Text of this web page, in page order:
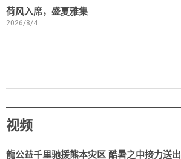
荷风入席，盛夏雅集
2026/8/4
视频
龍公益千里驰援熊本灾区 酷暑之中接力送出